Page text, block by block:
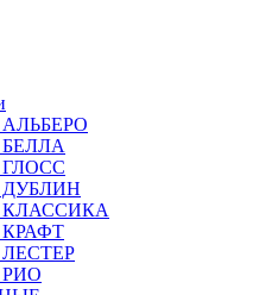
АЛЬБЕРО
БЕЛЛА
ГЛОСС
ДУБЛИН
КЛАССИКА
КРАФТ
ЛЕСТЕР
РИО